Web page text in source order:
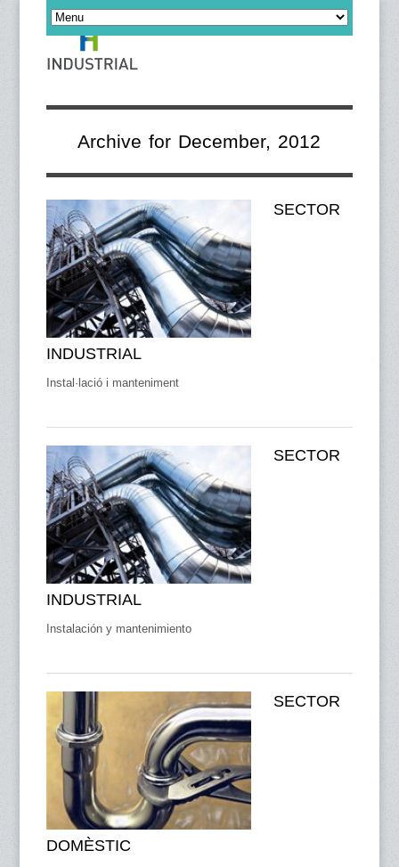
Archive for December, 2012
SECTOR
INDUSTRIAL
Instal·lació i manteniment
SECTOR
INDUSTRIAL
Instalación y mantenimiento
SECTOR
DOMÈSTIC